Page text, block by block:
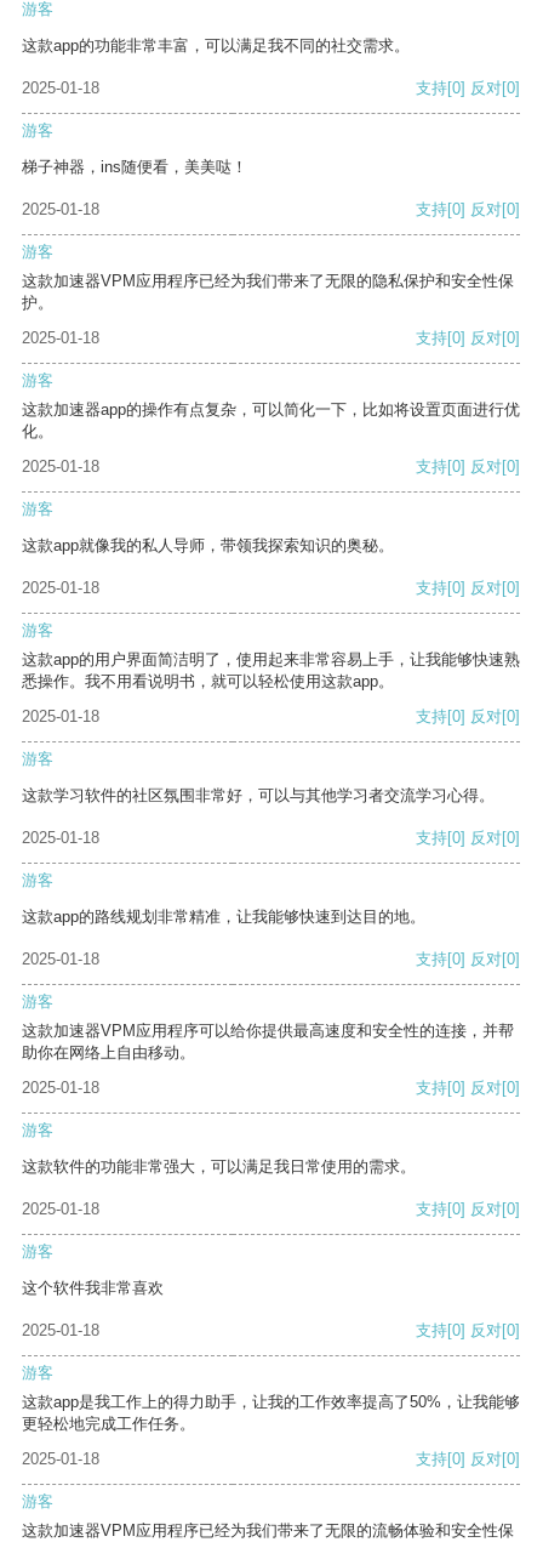
游客
这款app的功能非常丰富，可以满足我不同的社交需求。
2025-01-18 支持[0] 反对[0]
游客
梯子神器，ins随便看，美美哒！
2025-01-18 支持[0] 反对[0]
游客
这款加速器VPM应用程序已经为我们带来了无限的隐私保护和安全性保
护。
2025-01-18
支持[0] 反对[0]
游客
这款加速器app的操作有点复杂，可以简化一下，比如将设置页面进行优
化。
2025-01-18
支持[0] 反对[0]
游客
这款app就像我的私人导师，带领我探索知识的奥秘。
2025-01-18 支持[0] 反对[0]
游客
这款app的用户界面简洁明了，使用起来非常容易上手，让我能够快速熟
悉操作。我不用看说明书，就可以轻松使用这款app。
2025-01-18
支持[0] 反对[0]
游客
这款学习软件的社区氛围非常好，可以与其他学习者交流学习心得。
2025-01-18 支持[0] 反对[0]
游客
这款app的路线规划非常精准，让我能够快速到达目的地。
2025-01-18 支持[0] 反对[0]
游客
这款加速器VPM应用程序可以给你提供最高速度和安全性的连接，并帮
助你在网络上自由移动。
2025-01-18
支持[0] 反对[0]
游客
这款软件的功能非常强大，可以满足我日常使用的需求。
2025-01-18 支持[0] 反对[0]
游客
这个软件我非常喜欢
2025-01-18 支持[0] 反对[0]
游客
这款app是我工作上的得力助手，让我的工作效率提高了50%，让我能够
更轻松地完成工作任务。
2025-01-18
支持[0] 反对[0]
游客
这款加速器VPM应用程序已经为我们带来了无限的流畅体验和安全性保